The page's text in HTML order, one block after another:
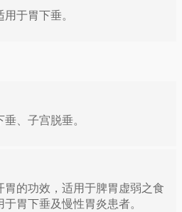
于胃下垂。
、子宫脱垂。
的功效，适用于脾胃虚弱之食
胃下垂及慢性胃炎患者。